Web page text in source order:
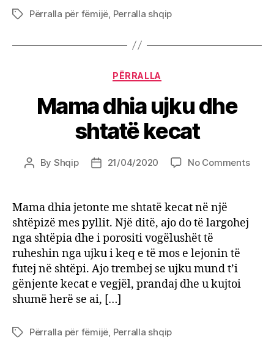
TagsPërralla për fëmijë Perralla shqip
Categories
PËRRALLA
Mama dhia ujku dhe
shtatë kecat
Post
By Shqip
Post21/04/2020 No Commentson
Mama dhia jetonte me shtatë kecat në një
shtëpizë mes pyllit. Një ditë, ajo do të largohej
nga shtëpia dhe i porositi vogëlushët të
ruheshin nga ujku i keq e të mos e lejonin të
futej në shtëpi. Ajo trembej se ujku mund t’i
gënjente kecat e vegjël, prandaj dhe u kujtoi
shumë herë se ai, […]
TagsPërralla për fëmijë, Perralla shqip